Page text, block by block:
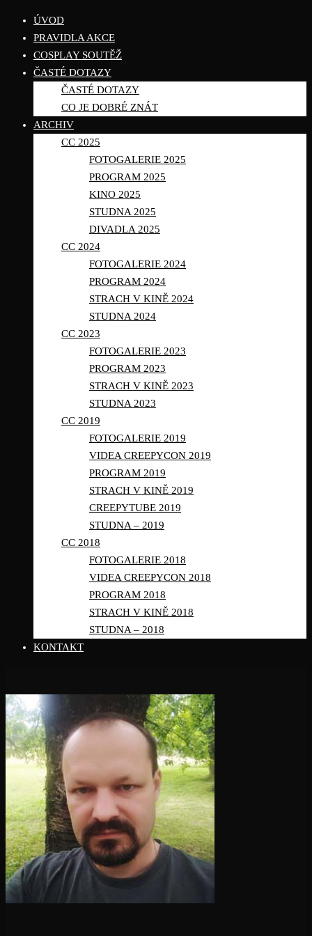
ÚVOD
PRAVIDLA AKCE
COSPLAY SOUTĚŽ
ČASTÉ DOTAZY
ČASTÉ DOTAZY
CO JE DOBRÉ ZNÁT
ARCHIV
CC 2025
FOTOGALERIE 2025
PROGRAM 2025
KINO 2025
STUDNA 2025
DIVADLA 2025
CC 2024
FOTOGALERIE 2024
PROGRAM 2024
STRACH V KINĚ 2024
STUDNA 2024
CC 2023
FOTOGALERIE 2023
PROGRAM 2023
STRACH V KINĚ 2023
STUDNA 2023
CC 2019
FOTOGALERIE 2019
VIDEA CREEPYCON 2019
PROGRAM 2019
STRACH V KINĚ 2019
CREEPYTUBE 2019
STUDNA – 2019
CC 2018
FOTOGALERIE 2018
VIDEA CREEPYCON 2018
PROGRAM 2018
STRACH V KINĚ 2018
STUDNA – 2018
KONTAKT